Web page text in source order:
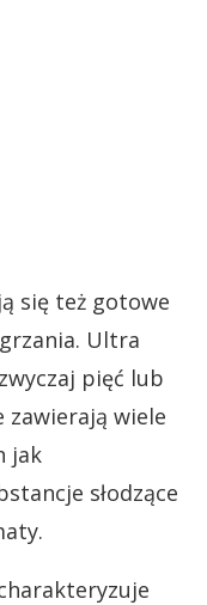
się też gotowe
Ultra
pięć lub
zawierają wiele
jak
słodzące